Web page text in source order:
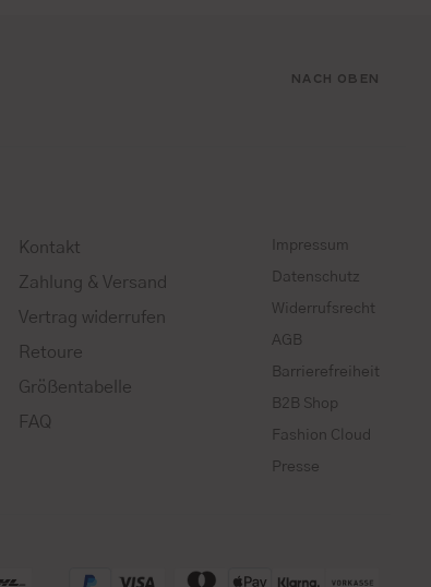
NACH OBEN
Kontakt
Zahlung & Versand
Vertrag widerrufen
Retoure
Größentabelle
FAQ
Impressum
Datenschutz
Widerrufsrecht
AGB
Barrierefreiheit
B2B Shop
Fashion Cloud
Presse